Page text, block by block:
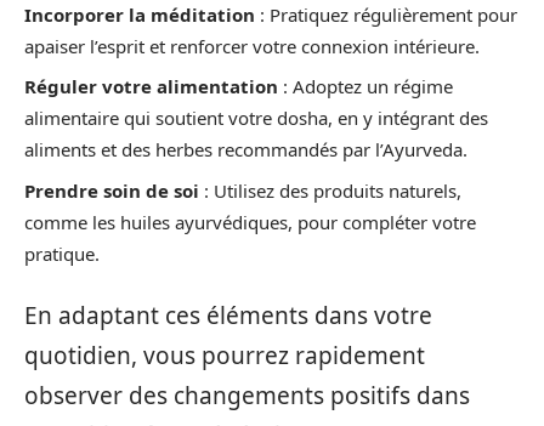
Incorporer la méditation : Pratiquez régulièrement pour
apaiser l’esprit et renforcer votre connexion intérieure.
Réguler votre alimentation : Adoptez un régime
alimentaire qui soutient votre dosha, en y intégrant des
aliments et des herbes recommandés par l’Ayurveda.
Prendre soin de soi : Utilisez des produits naturels,
comme les huiles ayurvédiques, pour compléter votre
pratique.
En adaptant ces éléments dans votre
quotidien, vous pourrez rapidement
observer des changements positifs dans